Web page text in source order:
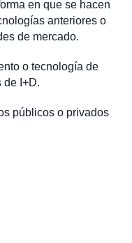
en que se hacen
anteriores o
de mercado.
o tecnología de
de I+D.
públicos o privados